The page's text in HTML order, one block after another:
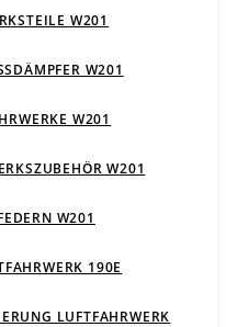
W201
W201
W201
W201
W201
190E
LUFTFAHRWERK